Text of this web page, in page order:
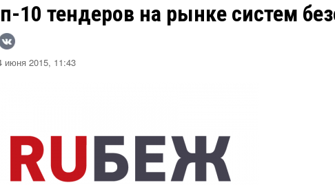
10 тендеров на рынке систем
июня 2015, 11:43